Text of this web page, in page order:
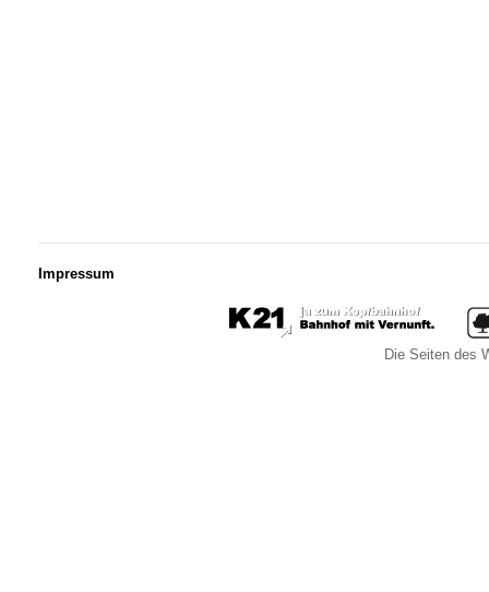
Impressum
Die Seiten des